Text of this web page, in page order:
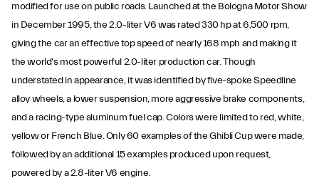
modified for use on public roads. Launched at the Bologna Motor Show
in December 1995, the 2.0-liter V6 was rated 330 hp at 6,500 rpm,
giving the car an effective top speed of nearly 168 mph and making it
the world's most powerful 2.0-liter production car. Though
understated in appearance, it was identified by five-spoke Speedline
alloy wheels, a lower suspension, more aggressive brake components,
and a racing-type aluminum fuel cap. Colors were limited to red, white,
yellow or French Blue. Only 60 examples of the Ghibli Cup were made,
followed by an additional 15 examples produced upon request,
powered by a 2.8-liter V6 engine.